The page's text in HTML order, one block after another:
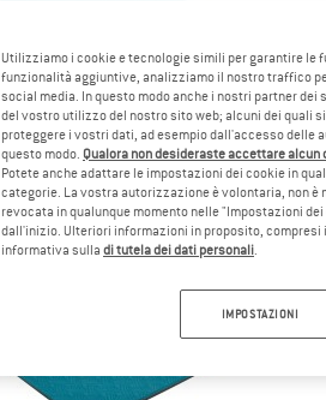
Utilizziamo i cookie e tecnologie simili per garantire le
funzionalità aggiuntive, analizziamo il nostro traffico
social media. In questo modo anche i nostri partner
del vostro utilizzo del nostro sito web; alcuni dei quali
proteggere i vostri dati, ad esempio dall'accesso delle
questo modo. Qualora non desideraste accettare
Potete anche adattare le impostazioni dei cookie in
categorie. La vostra autorizzazione è volontaria, non
revocata in qualunque momento nelle "Impostazioni
dall'inizio. Ulteriori informazioni in proposito,
informativa sulla di tutela dei dati personali.
IMPOSTAZIONI